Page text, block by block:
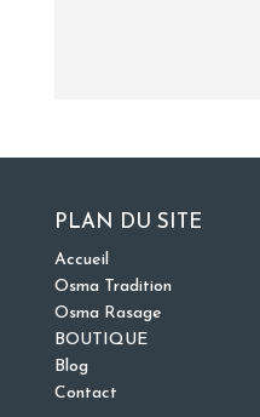
PLAN DU SITE
Accueil
Osma Tradition
Osma Rasage
BOUTIQUE
Blog
Contact